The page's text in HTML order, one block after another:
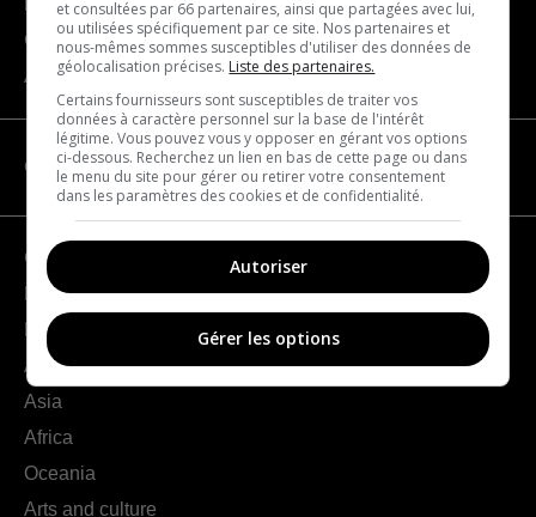
Become a partner
Contact us
About us
CATEGORIES
Geography
France
Europe
Americas
Asia
Africa
Oceania
Arts and culture
et consultées par 66 partenaires, ainsi que partagées avec lui,
ou utilisées spécifiquement par ce site. Nos partenaires et
nous-mêmes sommes susceptibles d'utiliser des données de
géolocalisation précises. Liste des partenaires.
Certains fournisseurs sont susceptibles de traiter vos
données à caractère personnel sur la base de l'intérêt
légitime. Vous pouvez vous y opposer en gérant vos options
ci-dessous. Recherchez un lien en bas de cette page ou dans
le menu du site pour gérer ou retirer votre consentement
dans les paramètres des cookies et de confidentialité.
Autoriser
Gérer les options